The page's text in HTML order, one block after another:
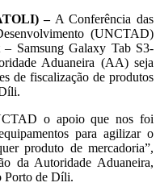
–A Conferência das
(UNCTAD)
Samsung Galaxy Tab S3-
Aduaneira (AA) seja
de fiscalização de produtos
o apoio que nos foi
para agilizar o
produto de mercadoria”,
da Autoridade Aduaneira,
Porto de Díli.